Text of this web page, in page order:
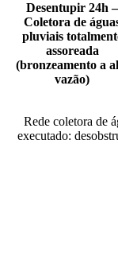
Desentupir 24h –
Coletora de
pluviais
assoreada
(bronzeamento a
vazão)
Rede coletora de
executado: